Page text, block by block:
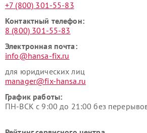
+7 (800) 301-55-83
Контактный телефон:
8 (800) 301-55-83
Электронная почта:
info@hansa-fix.ru
для юридических лиц
manager@fix-hansa.ru
График работы:
ПН-ВСК с 9:00 до 21:00 без